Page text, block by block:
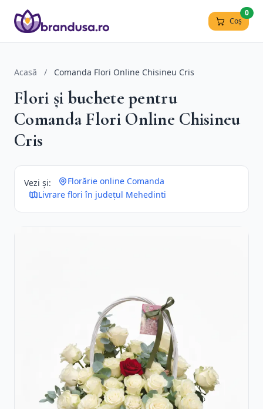
Coș
0
Acasă / Comanda Flori Online Chisineu Cris
Flori și buchete pentru
Comanda Flori Online Chisineu
Cris
Vezi și:
Florărie online Comanda
Livrare flori în județul Mehedinti